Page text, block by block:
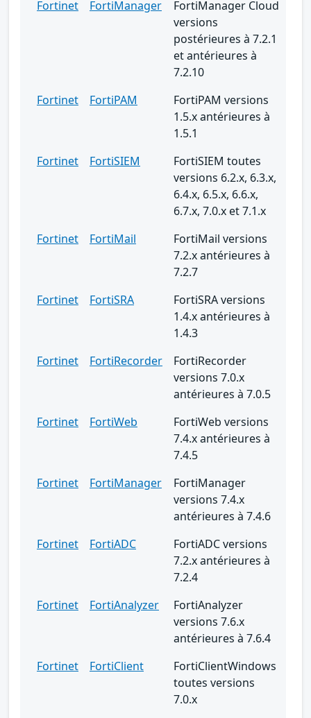
Fortinet FortiManager
FortiManager Cloud
versions
postérieures à 7.2.1
et antérieures à
7.2.10
Fortinet
FortiPAM
FortiPAM versions
1.5.x antérieures à
1.5.1
Fortinet
FortiSIEM
FortiSIEM toutes
versions 6.2.x, 6.3.x,
6.4.x, 6.5.x, 6.6.x,
6.7.x, 7.0.x et 7.1.x
Fortinet
FortiMail
FortiMail versions
7.2.x antérieures à
7.2.7
Fortinet
FortiSRA
FortiSRA versions
1.4.x antérieures à
1.4.3
Fortinet
FortiRecorder
FortiRecorder
versions 7.0.x
antérieures à 7.0.5
Fortinet
FortiWeb
FortiWeb versions
7.4.x antérieures à
7.4.5
Fortinet
FortiManager
FortiManager
versions 7.4.x
antérieures à 7.4.6
Fortinet
FortiADC
FortiADC versions
7.2.x antérieures à
7.2.4
Fortinet
FortiAnalyzer
FortiAnalyzer
versions 7.6.x
antérieures à 7.6.4
Fortinet
FortiClient
FortiClientWindows
toutes versions
7.0.x